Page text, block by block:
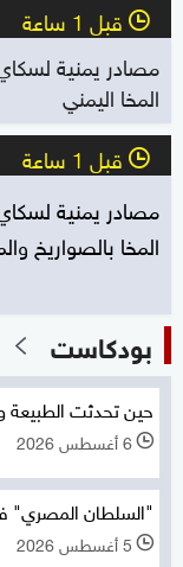
l قبل 1 ساعة
المخا اليمني
l قبل 1 ساعة
مصادر يمنية
المخا بالصواريخ
بودكاست
حين تحدثت
l 6 أغسطس 2026
"السلطان المصري"
l 5 أغسطس 2026